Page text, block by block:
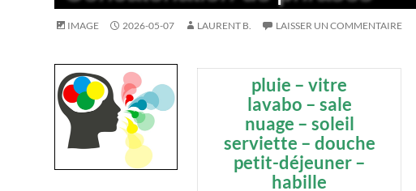
IMAGE 2026-05-07 LAURENT B. LAISSER UN COMMENTAIRE
pluie – vitre
lavabo – sale
nuage – soleil
serviette – douche
petit-déjeuner –
habille